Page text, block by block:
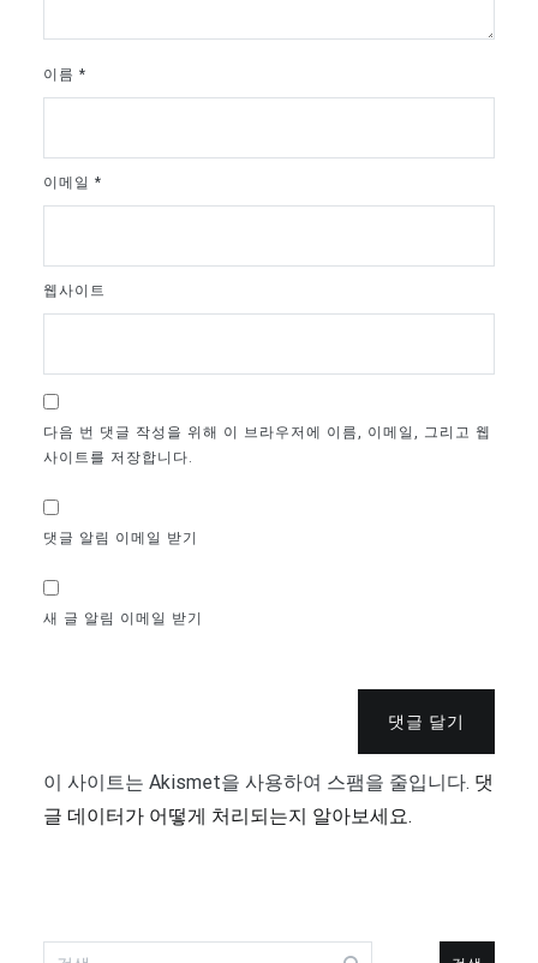
이름 *
이메일 *
웹사이트
다음 번 댓글 작성을 위해 이 브라우저에 이름, 이메일, 그리고 웹
사이트를 저장합니다.
댓글 알림 이메일 받기
새 글 알림 이메일 받기
댓글 달기
이 사이트는 Akismet을 사용하여 스팸을 줄입니다. 댓
글 데이터가 어떻게 처리되는지 알아보세요.